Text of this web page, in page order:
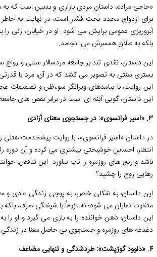
«حاجی مراد»، داستان مردی بازاری و بدبین است که
برای ازدواج مجدد تحت فشار است، در نهایت به
آبروریزی عمومی برایش می شود. او در خیابان، زنی را
بلکه به طلاق همسرش می انجامد.
این داستان، نقدی تند بر جامعه مردسالار سنتی و
بستری سنتی به تصویر می کشد که در آن، مرد با
این روایت، با پیامدهای ویرانگر سوءظن و تصمیمات
این داستان، گویی آینه ای است در برابر نقص های جامعه
۳. «اسیر فرانسوی»: در جستجوی معنای آزادی
در داستان «اسیر فرانسوی»، با روایت پیشخدمت
انتظار، احساس خوشبختی بیشتری می کرده و آن دوره
باشد و رنج های روزمره را تاب بیاورد. این تناقض،
رهایی روح را چشید؟
این داستان، به شکلی خاص، به پوچی زندگی عادی و
متفاوت نمایان می شود؛ نه لزوماً با شیفتگی صرف،
این داستان، ذهن خواننده را به بازی می گیرد و او
دغدغه های روزمره و جستجوی بی حاصل معنا در زندگی
۴. «داوود گوژپشت»: طردشدگی و تنهایی مضاعف